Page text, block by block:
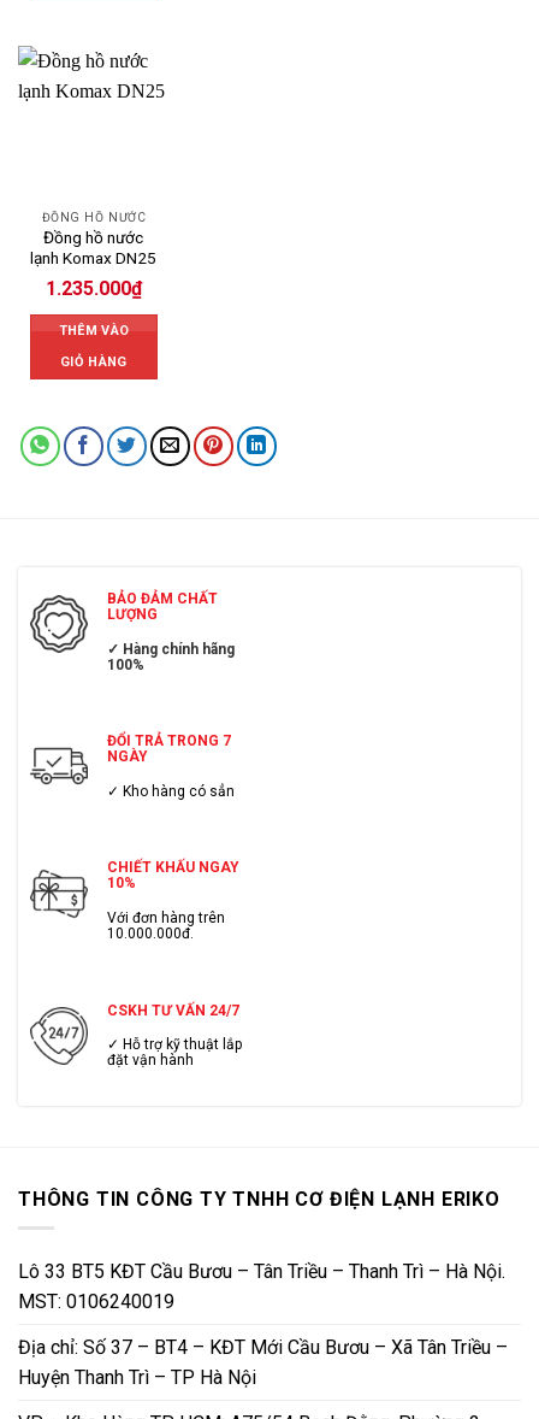
ĐỒNG HỒ NƯỚC
Đồng hồ nước
lạnh Komax DN25
1.235.000₫
THÊM VÀO
GIỎ HÀNG
BẢO ĐẢM CHẤT
LƯỢNG
✓ Hàng chính hãng
100%
ĐỔI TRẢ TRONG 7
NGÀY
✓ Kho hàng có sẳn
CHIẾT KHẤU NGAY
10%
Với đơn hàng trên
10.000.000đ.
CSKH TƯ VẤN 24/7
✓ Hỗ trợ kỹ thuật lắp
đặt vận hành
THÔNG TIN CÔNG TY TNHH CƠ ĐIỆN LẠNH ERIKO
Lô 33 BT5 KĐT Cầu Bươu – Tân Triều – Thanh Trì – Hà Nội.
MST: 0106240019
Địa chỉ: Số 37 – BT4 – KĐT Mới Cầu Bươu – Xã Tân Triều –
Huyện Thanh Trì – TP Hà Nội